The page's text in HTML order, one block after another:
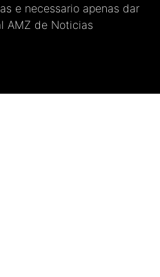
e necessario apenas dar
AMZ de Noticias